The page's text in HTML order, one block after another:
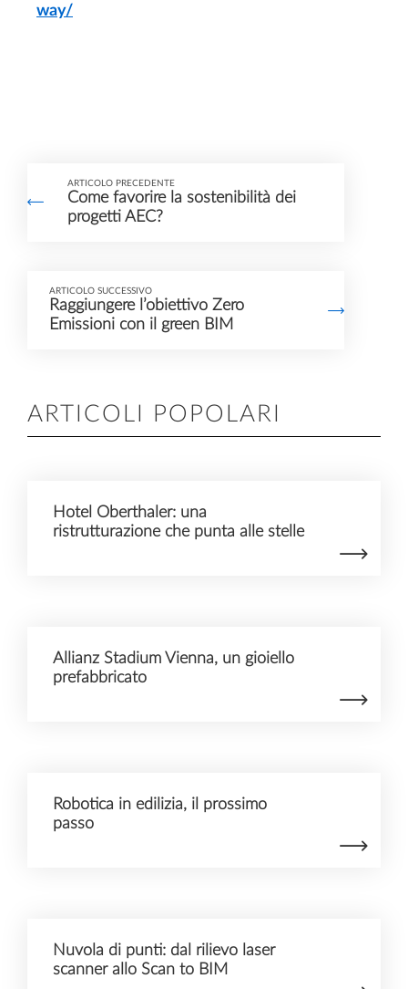
way/
ARTICOLO PRECEDENTE
Come favorire la sostenibilità dei
progetti AEC?
ARTICOLO SUCCESSIVO
Raggiungere l’obiettivo Zero
Emissioni con il green BIM
ARTICOLI POPOLARI
Hotel Oberthaler: una
ristrutturazione che punta alle stelle
Allianz Stadium Vienna, un gioiello
prefabbricato
Robotica in edilizia, il prossimo
passo
Nuvola di punti: dal rilievo laser
scanner allo Scan to BIM